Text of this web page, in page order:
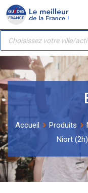
Panneau de gestion des
Skip
content
Recherche
produits
Accueil Produits
Niort